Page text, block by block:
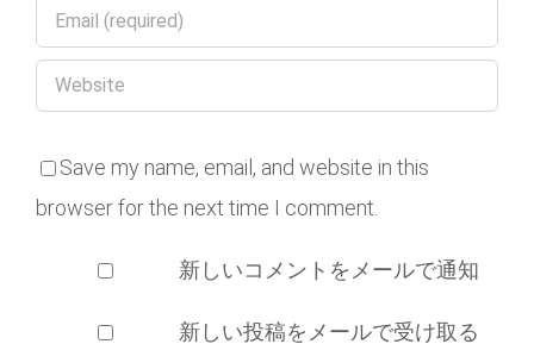
Save my name, email, and website in this
browser for the next time I comment.
新しいコメントをメールで通知
新しい投稿をメールで受け取る